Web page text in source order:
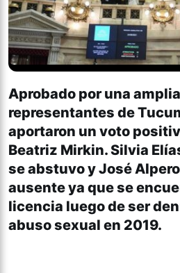
Aprobado por una
representantes de
aportaron un voto
Beatriz Mirkin. Silvia
se abstuvo y José
ausente ya que se
licencia luego de ser
abuso sexual en 2019.